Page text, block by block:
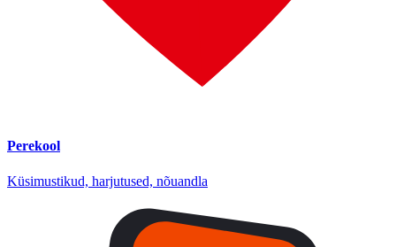
Perekool
Küsimustikud, harjutused, nõuandla